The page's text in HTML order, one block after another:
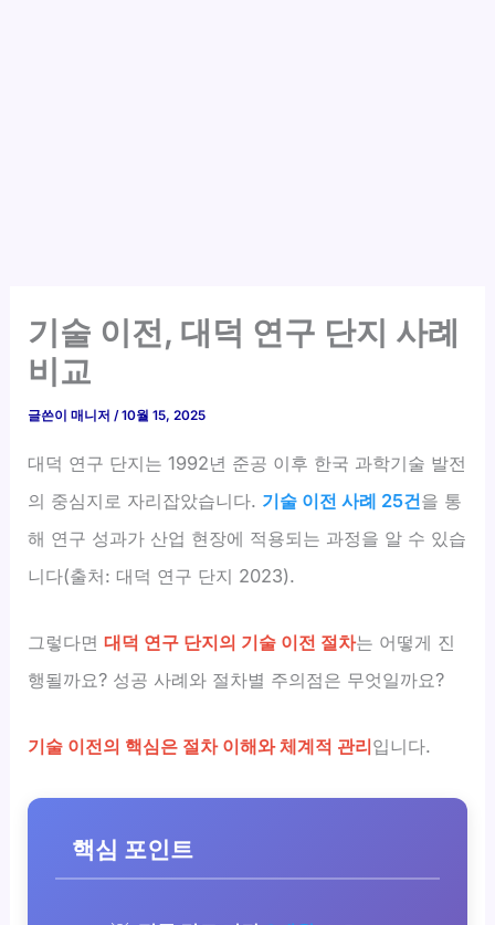
기술 이전, 대덕 연구 단지 사례
비교
글쓴이매니저/10월 15, 2025
대덕 연구 단지는 1992년 준공 이후 한국 과학기술 발전
의 중심지로 자리잡았습니다. 기술 이전 사례 25건을 통
해 연구 성과가 산업 현장에 적용되는 과정을 알 수 있습
니다(출처: 대덕 연구 단지 2023).
그렇다면대덕 연구 단지의 기술 이전 절차는 어떻게 진
행될까요? 성공 사례와 절차별 주의점은 무엇일까요?
기술 이전의 핵심은 절차 이해와 체계적 관리입니다.
핵심 포인트